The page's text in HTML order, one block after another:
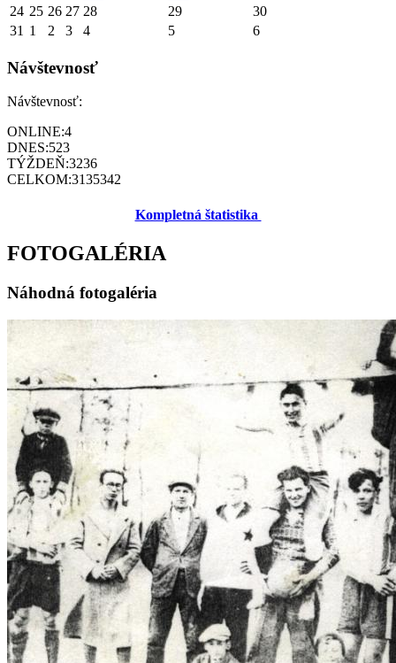
24 25 26 27 28 29
30
31 1 2 3 4 5 6
Návštevnosť
Návštevnosť:
ONLINE:4
DNES:523
TÝŽDEŇ:3236
CELKOM:3135342
Kompletná štatistika
FOTOGALÉRIA
Náhodná fotogaléria